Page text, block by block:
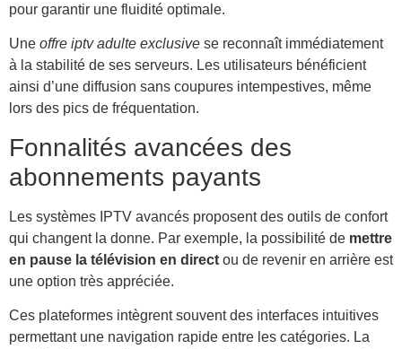
pour garantir une fluidité optimale.
Une offre iptv adulte exclusive se reconnaît immédiatement
à la stabilité de ses serveurs. Les utilisateurs bénéficient
ainsi d’une diffusion sans coupures intempestives, même
lors des pics de fréquentation.
Fonnalités avancées des
abonnements payants
Les systèmes IPTV avancés proposent des outils de confort
qui changent la donne. Par exemple, la possibilité de mettre
en pause la télévision en direct ou de revenir en arrière est
une option très appréciée.
Ces plateformes intègrent souvent des interfaces intuitives
permettant une navigation rapide entre les catégories. La